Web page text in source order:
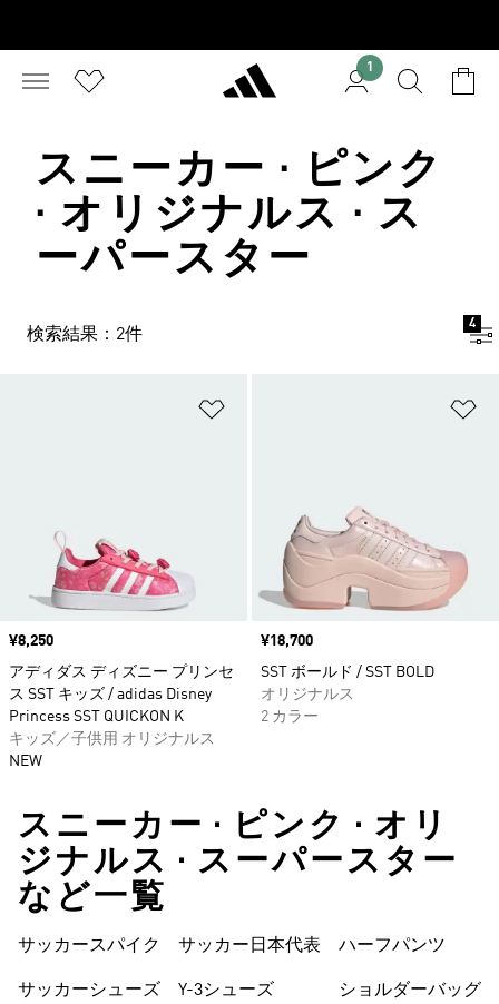
1
スニーカー · ピンク
· オリジナルス · ス
ーパースター
検索結果：2件
4
価格
¥8,250
アディダス ディズニー プリンセ
ス SST キッズ / adidas Disney
Princess SST QUICKON K
キッズ／子供用 オリジナルス
NEW
価格
¥18,700
SST ボールド / SST BOLD
オリジナルス
2 カラー
スニーカー • ピンク • オリ
ジナルス • スーパースター
など一覧
サッカースパイク
サッカーシューズ
サッカー日本代表
Y-3シューズ
ハーフパンツ
ショルダーバッグ